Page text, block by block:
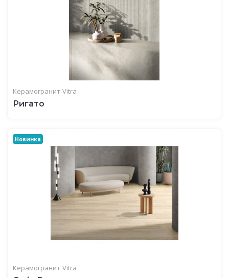
Керамогранит Vitra
Ригато
Новинка
Керамогранит Vitra